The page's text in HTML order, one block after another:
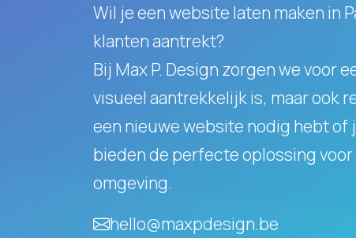
Wil je een website laten maken in
klanten aantrekt?
Bij Max P. Design zorgen we voor
visueel aantrekkelijk is, maar ook
een nieuwe website nodig hebt
bieden de perfecte oplossing
omgeving.
hello@maxpdesign.be